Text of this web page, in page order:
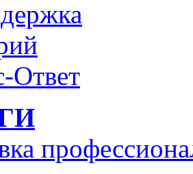
Ответ